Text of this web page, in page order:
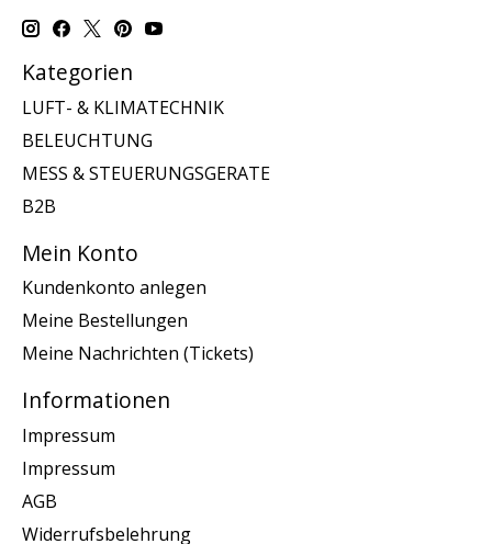
Kategorien
LUFT- & KLIMATECHNIK
BELEUCHTUNG
MESS & STEUERUNGSGERATE
B2B
Mein Konto
Kundenkonto anlegen
Meine Bestellungen
Meine Nachrichten (Tickets)
Informationen
Impressum
Impressum
AGB
Widerrufsbelehrung